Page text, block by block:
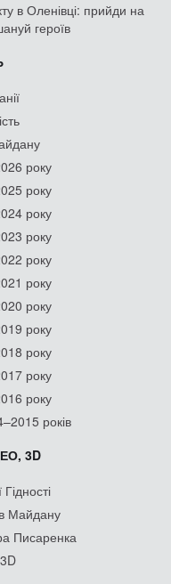
в Оленівці: прийди на
героїв
року
року
року
року
року
року
року
року
року
року
року
років
3D
Майдану
Писаренка